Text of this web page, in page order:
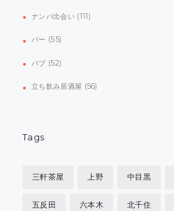
ナンパ出会い (111)
バー (55)
パブ (52)
立ち飲み居酒屋 (56)
Tags
三軒茶屋 上野 中目黒
五反田 六本木 北千住